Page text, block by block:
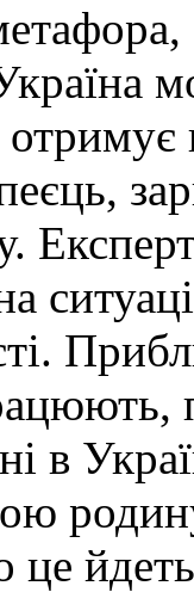
отримує
в
це